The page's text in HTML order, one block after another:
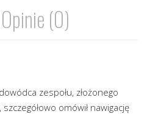
Opinie (0)
zespołu, złożonego
omówił nawigację